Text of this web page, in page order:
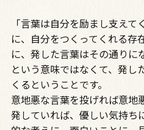
「言葉は自分を励まし支え
に、自分をつくってくれる存
に、発した言葉はその通りに
という意味ではなくて、発し
くるということです。
意地悪な言葉を投げれば意地
発していれば、優しい気持ち